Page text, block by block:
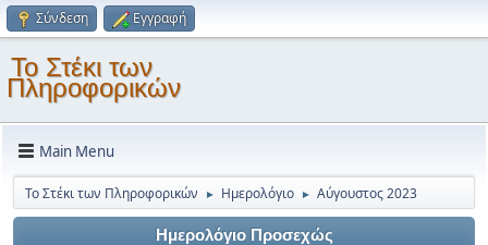
Σύνδεση Εγγραφή
Το Στέκι των
Πληροφορικών
Main Menu
Το Στέκι των Πληροφορικών ► Ημερολόγιο ► Αύγουστος 2023
Ημερολόγιο Προσεχώς